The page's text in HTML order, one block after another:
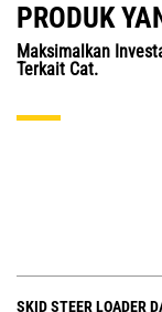
PRODUK
Maksimalkan
Terkait Cat.
SKID STEER LOADER